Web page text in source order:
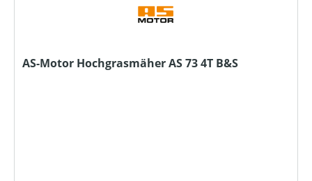
AS-Motor Hochgrasmäher AS 73 4T B&S